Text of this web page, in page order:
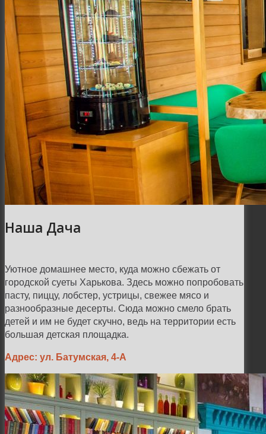
Наша Дача
Уютное домашнее место, куда можно сбежать от
городской суеты Харькова. Здесь можно попробовать
пасту, пиццу, лобстер, устрицы, свежее мясо и
разнообразные десерты. Сюда можно смело брать
детей и им не будет скучно, ведь на территории есть
большая детская площадка.
Адрес: ул. Батумская, 4-А